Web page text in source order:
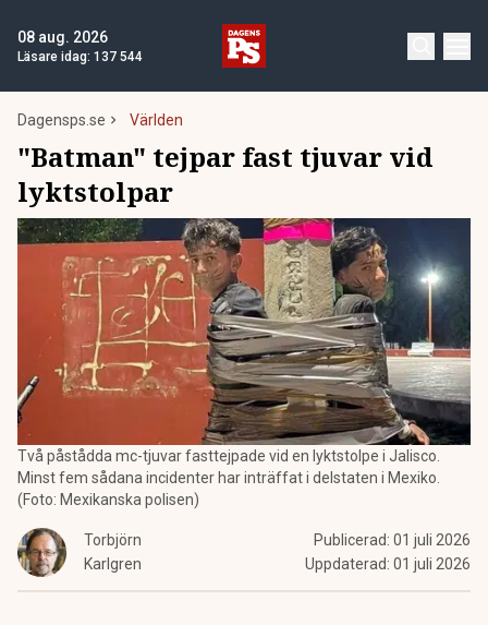
08 aug. 2026
Läsare idag: 137 544
Dagensps.se Världen
"Batman" tejpar fast tjuvar vid
lyktstolpar
Två påstådda mc-tjuvar fasttejpade vid en lyktstolpe i Jalisco.
Minst fem sådana incidenter har inträffat i delstaten i Mexiko.
(Foto: Mexikanska polisen)
Torbjörn
Karlgren
Publicerad: 01 juli 2026
Uppdaterad: 01 juli 2026